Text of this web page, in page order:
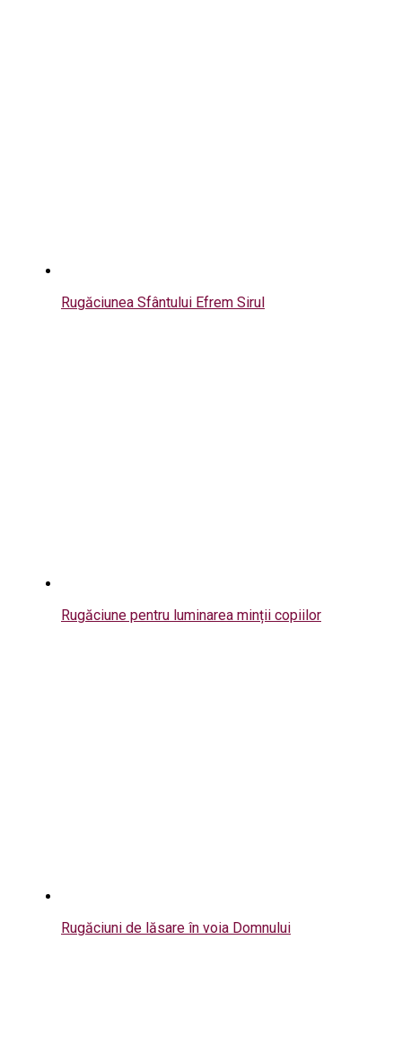
Rugăciunea Sfântului Efrem Sirul
Rugăciune pentru luminarea minții copiilor
Rugăciuni de lăsare în voia Domnului